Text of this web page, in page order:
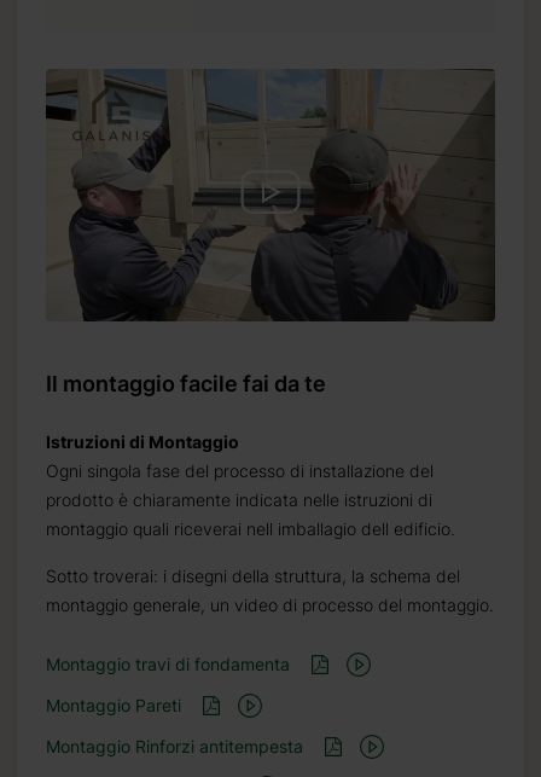
Il montaggio facile fai da te
Istruzioni di Montaggio
Ogni singola fase del processo di installazione del
prodotto è chiaramente indicata nelle istruzioni di
montaggio quali riceverai nell imballagio dell edificio.
Sotto troverai: i disegni della struttura, la schema del
montaggio generale, un video di processo del montaggio.
Montaggio travi di fondamenta
Montaggio Pareti
Montaggio Rinforzi antitempesta